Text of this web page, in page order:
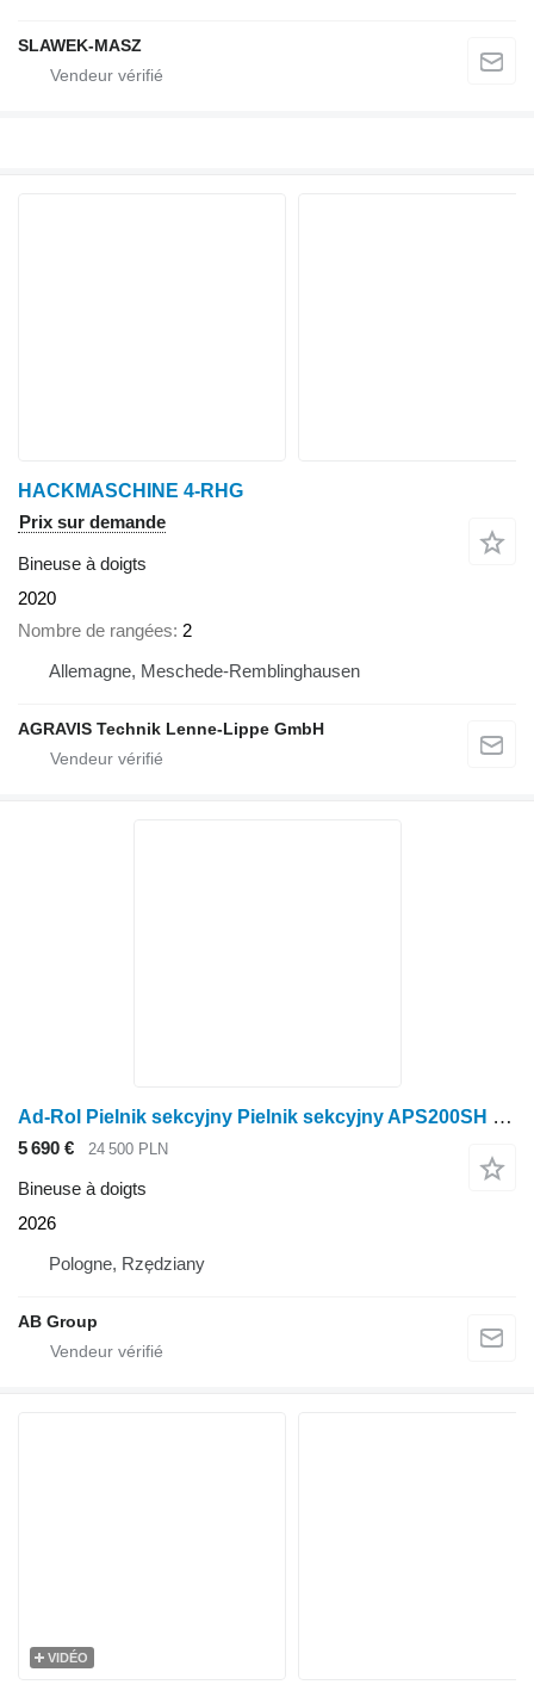
SLAWEK-MASZ
HACKMASCHINE 4-RHG
Prix sur demande
Bineuse à doigts
2020
Nombre de rangées 2
Allemagne, Meschede-Remblinghausen
AGRAVIS Technik Lenne-Lippe GmbH
Ad-Rol Pielnik sekcyjny Pielnik sekcyjny APS200SH 7 sekcyjny
5 690 € 24 500 PLN
Bineuse à doigts
2026
Pologne, Rzędziany
AB Group
VIDÉO